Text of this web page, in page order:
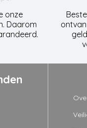
onze
Daarom